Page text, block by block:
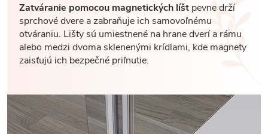
Zatváranie pomocou magnetických líšt pevne drží
sprchové dvere a zabraňuje ich samovoľnému
otváraniu. Lišty sú umiestnené na hrane dverí a rámu
alebo medzi dvoma sklenenými krídlami, kde magnety
zaisťujú ich bezpečné priľnutie.